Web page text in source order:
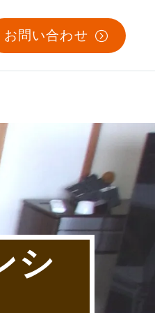
お問い合わせ
シ